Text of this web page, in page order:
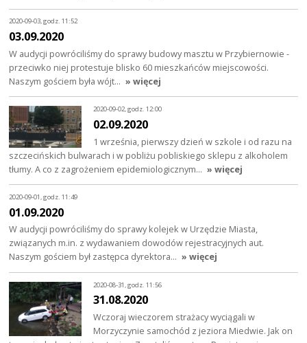
2020-09-03, godz. 11:52
03.09.2020
W audycji powróciliśmy do sprawy budowy masztu w Przybiernowie -
przeciwko niej protestuje blisko 60 mieszkańców miejscowości.
Naszym gościem była wójt… » więcej
2020-09-02, godz. 12:00
02.09.2020
1 września, pierwszy dzień w szkole i od razu na
szczecińskich bulwarach i w pobliżu pobliskiego sklepu z alkoholem
tłumy. A co z zagrożeniem epidemiologicznym… » więcej
2020-09-01, godz. 11:49
01.09.2020
W audycji powróciliśmy do sprawy kolejek w Urzędzie Miasta,
związanych m.in. z wydawaniem dowodów rejestracyjnych aut.
Naszym gościem był zastępca dyrektora… » więcej
2020-08-31, godz. 11:56
31.08.2020
Wczoraj wieczorem strażacy wyciągali w
Morzyczynie samochód z jeziora Miedwie. Jak on